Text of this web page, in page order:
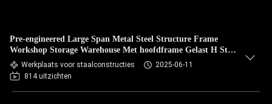
Pre-engineered Large Span Metal Steel Structure Frame
Workshop Storage Warehouse Met hoofdframe Gelast H Steel
BeamWerkplaats voor staalconstructies
2025-06-11
814 uitzichten